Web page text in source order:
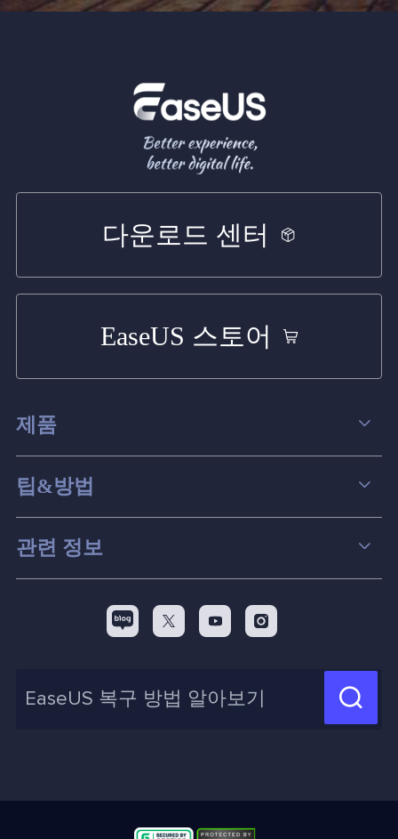
다운로드 센터
EaseUS 스토어
제품
데이터 복구
파티션 관리
스크린 레코더
백업&복원
신제품 New
팁&방법
컴퓨터 데이터 복구 팁
맥 데이터 복구 팁
디스크 파티션 팁
화면 녹화 팁
인사이트 보고서
관련 정보
리셀러
  
